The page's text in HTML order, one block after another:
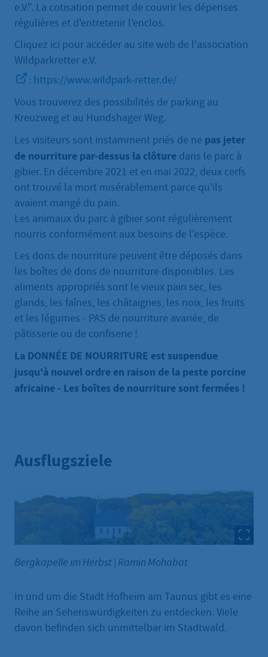
e.V.". La cotisation permet de couvrir les dépenses
régulières et d'entretenir l'enclos.
Cliquez ici pour accéder au site web de l'association
Wildparkretter e.V.
: https://www.wildpark-retter.de/
Vous trouverez des possibilités de parking au
Kreuzweg et au Hundshager Weg.
Les visiteurs sont instamment priés de ne pas jeter
de nourriture par-dessus la clôture dans le parc à
gibier. En décembre 2021 et en mai 2022, deux cerfs
ont trouvé la mort misérablement parce qu'ils
avaient mangé du pain.
Les animaux du parc à gibier sont régulièrement
nourris conformément aux besoins de l'espèce.
Les dons de nourriture peuvent être déposés dans
les boîtes de dons de nourriture disponibles. Les
aliments appropriés sont le vieux pain sec, les
glands, les faînes, les châtaignes, les noix, les fruits
et les légumes - PAS de nourriture avariée, de
pâtisserie ou de confiserie !
La DONNÉE DE NOURRITURE est suspendue
jusqu'à nouvel ordre en raison de la peste porcine
africaine - Les boîtes de nourriture sont fermées !
Ausflugsziele
Bergkapelle im Herbst Ramin Mohabat
In und um die Stadt Hofheim am Taunus gibt es eine
Reihe an Sehenswürdigkeiten zu entdecken. Viele
davon befinden sich unmittelbar im Stadtwald.